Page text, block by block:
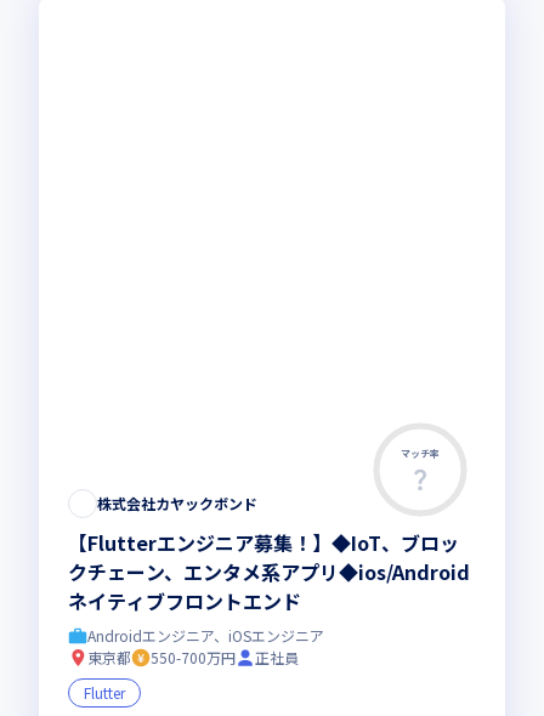
マッチ率
株式会社カヤックボンド
【Flutterエンジニア募集！】◆IoT、ブロッ
クチェーン、エンタメ系アプリ◆ios/Android
ネイティブフロントエンド
Androidエンジニア、iOSエンジニア
東京都
550-700万円
正社員
Flutter